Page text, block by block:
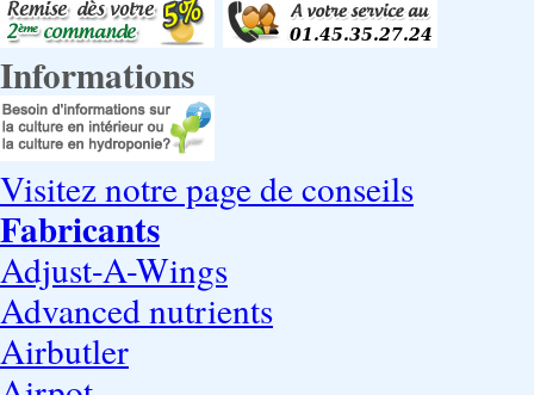
Informations
Visitez notre page de conseils
Fabricants
Adjust-A-Wings
Advanced nutrients
Airbutler